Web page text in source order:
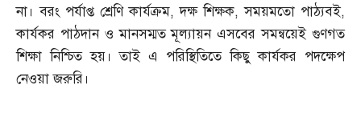
না। বরং পর্যাপ্ত শ্রেণি কার্যক্রম,দক্ষ শিক্ষক,সময়মতো পাঠ্যবই,
কার্যকর পাঠদান ও মানসম্মত মূল্যায়ন এসবের সমন্বয়েই গুণগত
শিক্ষা নিশ্চিত হয়। তাই এ পরিস্থিতিতে কিছু কার্যকর পদক্ষেপ
নেওয়া জরুরি।